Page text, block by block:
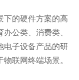
下的硬件方案的高
公类、消费类、
电子设备产品的研
联网终端场景。